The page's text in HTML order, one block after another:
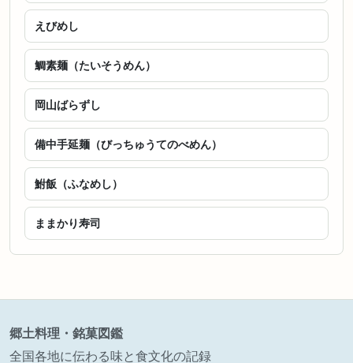
えびめし
鯛素麺（たいそうめん）
岡山ばらずし
備中手延麺（びっちゅうてのべめん）
鮒飯（ふなめし）
ままかり寿司
郷土料理・銘菓図鑑
全国各地に伝わる味と食文化の記録